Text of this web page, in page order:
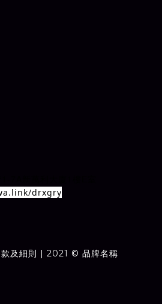
drxgry
及細則 | 2021 © 品牌名稱